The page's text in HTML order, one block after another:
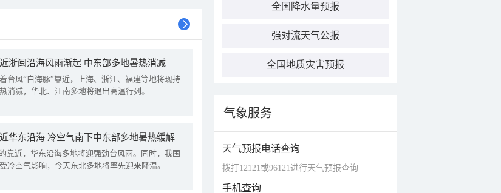
浙闽沿海风雨渐起 中东部多地暑热消减
台风“白海豚”靠近，上海、浙江、福建等地将现持
消减，华北、江南多地将退出高温行列。
华东沿海 冷空气南下中东部多地暑热缓解
靠近，华东沿海多地将迎强劲台风雨。同时，我国
冷空气影响，今天东北多地将率先迎来降温。
全国降水量预报
强对流天气公报
全国地质灾害预报
气象服务
天气预报电话查询
拨打12121或96121进行天气预报查询
手机查询